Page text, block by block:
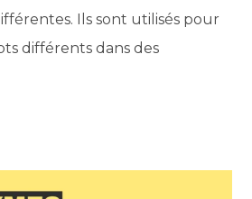
Ils sont utilisés pour
différents dans des